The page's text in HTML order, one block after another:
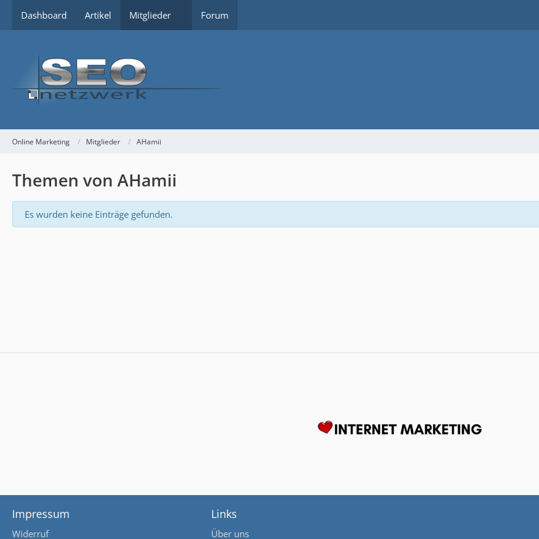
Dashboard Artikel Mitglieder Forum
Online Marketing Mitglieder AHamii
Themen von AHamii
Es wurden keine Einträge gefunden.
Impressum
Widerruf
Links
Über uns